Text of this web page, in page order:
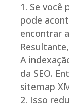
Se você
pode
encontrar
A
da SEO.
sitemap
Isso